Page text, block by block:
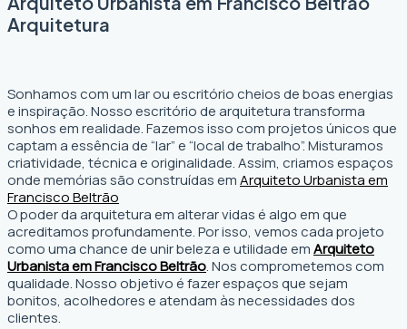
Arquitetura
Sonhamos com um lar ou escritório cheios de boas energias
e inspiração. Nosso escritório de arquitetura transforma
sonhos em realidade. Fazemos isso com projetos únicos que
captam a essência de “lar” e “local de trabalho”. Misturamos
criatividade, técnica e originalidade. Assim, criamos espaços
onde memórias são construídas emArquiteto Urbanista em
Francisco Beltrão
O poder da arquitetura em alterar vidas é algo em que
acreditamos profundamente. Por isso, vemos cada projeto
como uma chance de unir beleza e utilidade emArquiteto
Urbanista em Francisco Beltrão. Nos comprometemos com
qualidade. Nosso objetivo é fazer espaços que sejam
bonitos, acolhedores e atendam às necessidades dos
clientes.